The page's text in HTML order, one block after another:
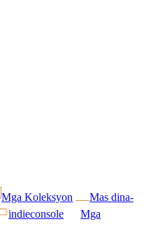
Mga Koleksyon
Mas dina-
indieconsole
Mga